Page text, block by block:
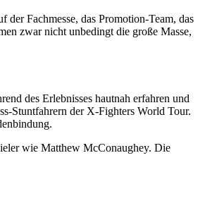
Fachmesse, das Promotion-Team, das
zwar nicht unbedingt die große Masse,
des Erlebnisses hautnah erfahren und
Stuntfahrern der X-Fighters World Tour.
wie Matthew McConaughey. Die